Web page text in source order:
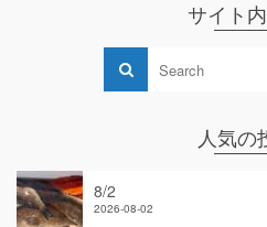
サイト
人気の
8/2
2026-08-02